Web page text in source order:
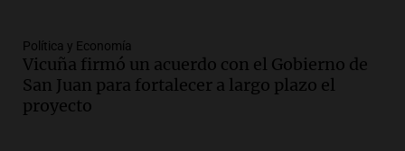
Audio.Sanctions for Lawyer Diego
Javier Chacón: Detained Again After
Attending World Cup
Panorama Federal
Política y Economía
Vicuña firmó un acuerdo con el Gobierno de
San Juan para fortalecer a largo plazo el
proyecto